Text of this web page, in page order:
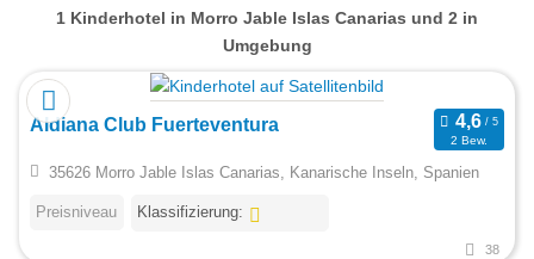
1 Kinderhotel in Morro Jable Islas Canarias und 2 in
Umgebung
Aldiana Club Fuerteventura
2 Bew.
35626 Morro Jable Islas Canarias, Kanarische Inseln, Spanien
Preisniveau Klassifizierung:
38